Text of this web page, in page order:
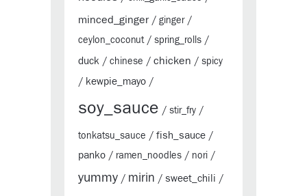
minced_ginger/ ginger/
ceylon_coconut/ spring_rolls /
duck / chinese / chicken / spicy
/ kewpie_mayo /
soy_sauce / stir_fry /
tonkatsu_sauce / fish_sauce /
panko / ramen_noodles / nori /
yummy / mirin / sweet_chili /